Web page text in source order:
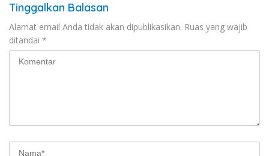
Tinggalkan Balasan
Alamat email Anda tidak akan dipublikasikan. Ruas yang wajib
ditandai *